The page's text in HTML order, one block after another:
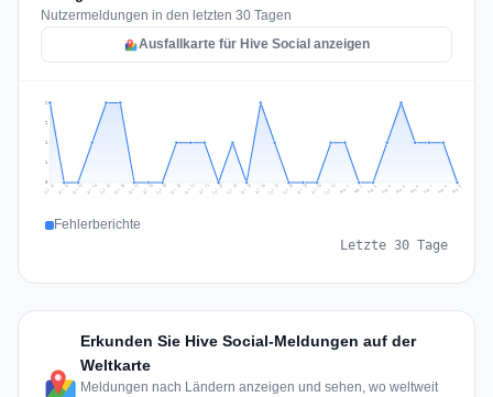
Nutzermeldungen in den letzten 30 Tagen
Ausfallkarte für Hive Social anzeigen
1
1
2
2
Jul 11 Jul 12 Jul 13 Jul 14 Jul 15 Jul 16 Jul 17 Jul 18 Jul 19 Jul 20 Jul 21 Jul 22 Jul 23 Jul 24 Jul 25 Jul 26 Jul 27 Jul 28 Jul 29 Jul 30 Jul 31 Aug 1 Aug 2 Aug 3 Aug 4 Aug 5 Aug 6 Aug 7 Aug 8 Aug 9
Fehlerberichte
Letzte 30 Tage
Erkunden Sie Hive Social-Meldungen auf der
Weltkarte
Meldungen nach Ländern anzeigen und sehen, wo weltweit